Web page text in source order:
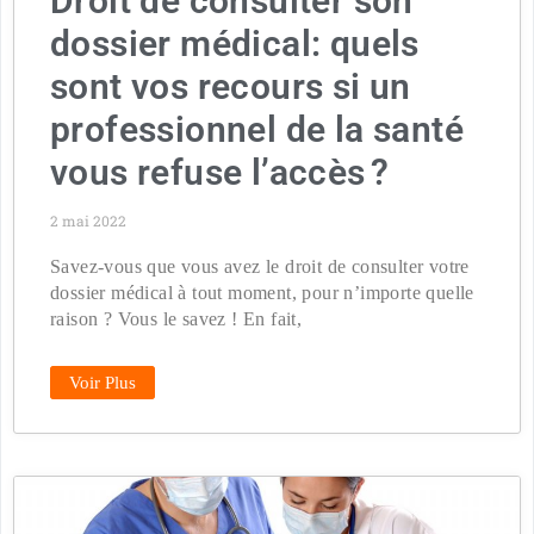
dossier médical: quels
sont vos recours si un
professionnel de la santé
vous refuse l’accès ?
2 mai 2022
Savez-vous que vous avez le droit de consulter votre
dossier médical à tout moment, pour n’importe quelle
raison ? Vous le savez ! En fait,
Voir Plus